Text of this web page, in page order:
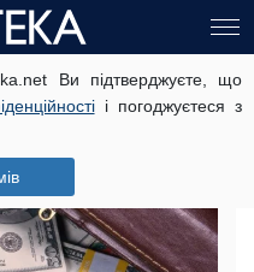
Ви підтверджуєте, що
і погоджуєтеся з
долара:
в уряді